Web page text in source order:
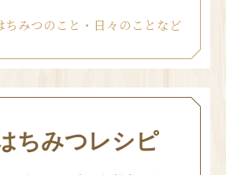
ちみつのこと・日々のことなど
ちみつレシピ